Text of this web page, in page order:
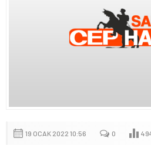
19 OCAK 2022 10:56 0